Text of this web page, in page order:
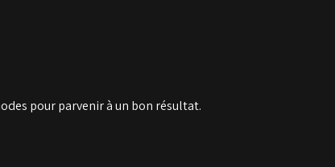
pour parvenir à un bon résultat.